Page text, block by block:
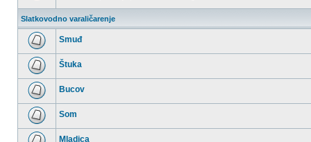
nepročitanih
postova
Slatkovodno varaličarenje
Nema
nepročitanih
postova
Smuđ
Nema
nepročitanih
postova
Štuka
Nema
nepročitanih
postova
Bucov
Nema
nepročitanih
Som
Mladica